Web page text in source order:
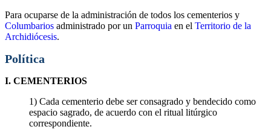
Para ocuparse de la administración de todos los cementerios y
Columbarios administrado por un Parroquia en el Territorio de la
Archidiócesis.
Política
I. CEMENTERIOS
1) Cada cementerio debe ser consagrado y bendecido como
espacio sagrado, de acuerdo con el ritual litúrgico
correspondiente.